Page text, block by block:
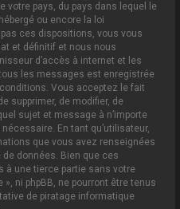
votre pays, du pays dans lequel le
ou encore la loi
ces dispositions, vous vous
et définitif et nous nous
d’accès à internet et les
les messages est enregistrée
Vous acceptez le fait
supprimer, de modifier, de
sujet et message à n’importe
En tant qu’utilisateur,
que vous avez renseignées
données. Bien que ces
à une tierce partie sans votre
ni phpBB, ne pourront être tenus
de piratage informatique